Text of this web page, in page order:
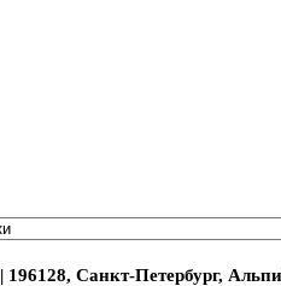
| 196128, Санкт-Петербург,